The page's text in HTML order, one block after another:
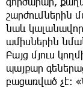
շարժումներին
նաև
ամիսներին
Բայց մյուս
պայքար
բացառված չէ։